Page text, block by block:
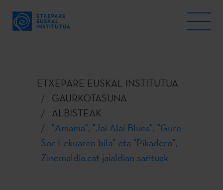
ETXEPARE EUSKAL INSTITUTUA
GAURKOTASUNA
ALBISTEAK
"Amama", "Jai Alai Blues", "Gure
Sor Lekuaren bila" eta "Pikadero",
Zinemaldia.cat jaialdian sarituak